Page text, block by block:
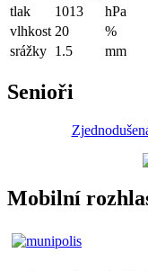
tlak
1013
hPa
vlhkost 20
%
srážky 1.5 mm
Senioři
Mobilní